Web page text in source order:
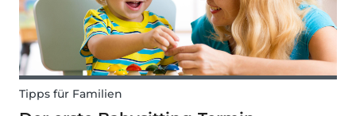
Tipps für Familien